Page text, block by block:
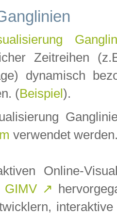
Zeitreihen
dynamisch
(Beispiel ).
verwendet
Online-
GIMV ↗